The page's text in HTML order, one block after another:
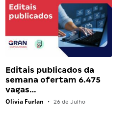
Editais publicados da
semana ofertam 6.475
vagas…
Olivia Furlan • 26 de Julho